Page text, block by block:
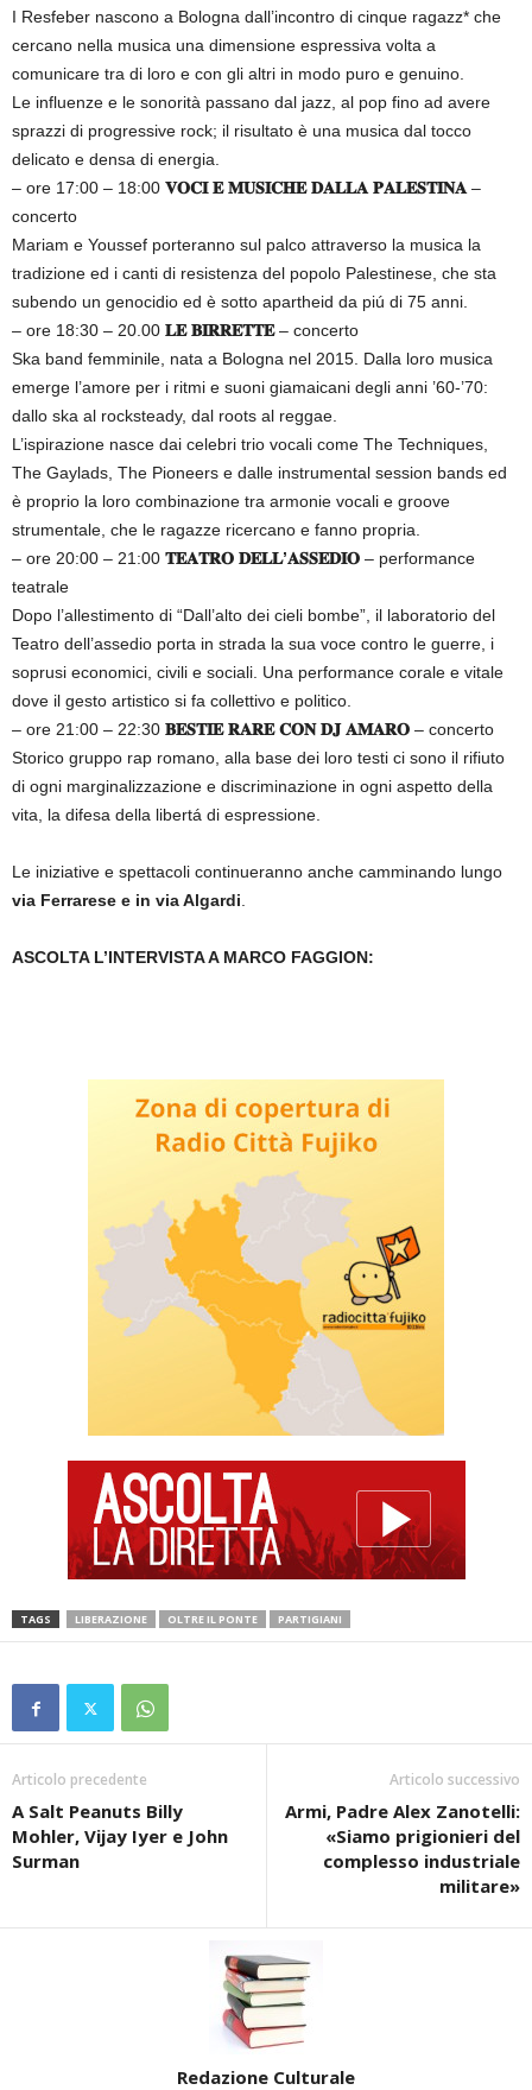
I Resfeber nascono a Bologna dall’incontro di cinque ragazz* che
cercano nella musica una dimensione espressiva volta a
comunicare tra di loro e con gli altri in modo puro e genuino.
Le influenze e le sonorità passano dal jazz, al pop fino ad avere
sprazzi di progressive rock; il risultato è una musica dal tocco
delicato e densa di energia.
– ore 17:00 – 18:00 𝐕𝐎𝐂𝐈 𝐄 𝐌𝐔𝐒𝐈𝐂𝐇𝐄 𝐃𝐀𝐋𝐋𝐀 𝐏𝐀𝐋𝐄𝐒𝐓𝐈𝐍𝐀–
concerto
Mariam e Youssef porteranno sul palco attraverso la musica la
tradizione ed i canti di resistenza del popolo Palestinese, che sta
subendo un genocidio ed è sotto apartheid da piú di 75 anni.
– ore 18:30 – 20.00 𝐋𝐄 𝐁𝐈𝐑𝐑𝐄𝐓𝐓𝐄– concerto
Ska band femminile, nata a Bologna nel 2015. Dalla loro musica
emerge l’amore per i ritmi e suoni giamaicani degli anni ’60-’70:
dallo ska al rocksteady, dal roots al reggae.
L’ispirazione nasce dai celebri trio vocali come The Techniques,
The Gaylads, The Pioneers e dalle instrumental session bands ed
è proprio la loro combinazione tra armonie vocali e groove
strumentale, che le ragazze ricercano e fanno propria.
– ore 20:00 – 21:00 𝐓𝐄𝐀𝐓𝐑𝐎 𝐃𝐄𝐋𝐋’𝐀𝐒𝐒𝐄𝐃𝐈𝐎 – performance
teatrale
Dopo l’allestimento di “Dall’alto dei cieli bombe”, il laboratorio del
Teatro dell’assedio porta in strada la sua voce contro le guerre, i
soprusi economici, civili e sociali. Una performance corale e vitale
dove il gesto artistico si fa collettivo e politico.
– ore 21:00 – 22:30 𝐁𝐄𝐒𝐓𝐈𝐄 𝐑𝐀𝐑𝐄 𝐂𝐎𝐍 𝐃𝐉 𝐀𝐌𝐀𝐑𝐎 – concerto
Storico gruppo rap romano, alla base dei loro testi ci sono il rifiuto
di ogni marginalizzazione e discriminazione in ogni aspetto della
vita, la difesa della libertá di espressione.
Le iniziative e spettacoli continueranno anche camminando lungo
via Ferrarese e in via Algardi.
ASCOLTA L’INTERVISTA A MARCO FAGGION:
TAGS LIBERAZIONE OLTRE IL PONTE PARTIGIANI
Articolo precedente
A Salt Peanuts Billy
Mohler, Vijay Iyer e John
Surman
Articolo successivo
Armi, Padre Alex Zanotelli:
«Siamo prigionieri del
complesso industriale
militare»
Redazione Culturale